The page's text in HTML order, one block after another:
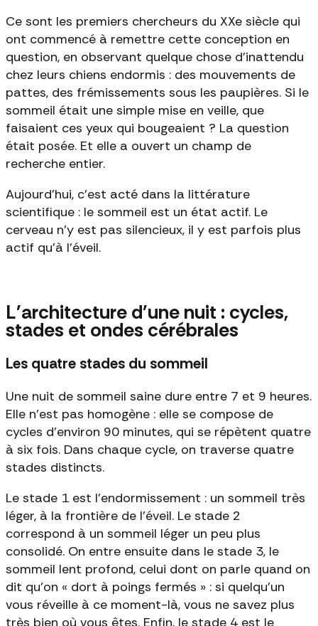
Ce sont les premiers chercheurs du XXe siècle qui
ont commencé à remettre cette conception en
question, en observant quelque chose d'inattendu
chez leurs chiens endormis : des mouvements de
pattes, des frémissements sous les paupières. Si le
sommeil était une simple mise en veille, que
faisaient ces yeux qui bougeaient ? La question
était posée. Et elle a ouvert un champ de
recherche entier.
Aujourd'hui, c'est acté dans la littérature
scientifique : le sommeil est un état actif. Le
cerveau n'y est pas silencieux, il y est parfois plus
actif qu'à l'éveil.
L'architecture d'une nuit : cycles,
stades et ondes cérébrales
Les quatre stades du sommeil
Une nuit de sommeil saine dure entre 7 et 9 heures.
Elle n'est pas homogène : elle se compose de
cycles d'environ 90 minutes, qui se répètent quatre
à six fois. Dans chaque cycle, on traverse quatre
stades distincts.
Le stade 1 est l'endormissement : un sommeil très
léger, à la frontière de l'éveil. Le stade 2
correspond à un sommeil léger un peu plus
consolidé. On entre ensuite dans le stade 3, le
sommeil lent profond, celui dont on parle quand on
dit qu'on « dort à poings fermés » : si quelqu'un
vous réveille à ce moment-là, vous ne savez plus
très bien où vous êtes. Enfin, le stade 4 est le